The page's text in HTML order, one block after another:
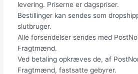
levering. Priserne er dagspriser.
Bestillinger kan sendes som
slutbruger.
Alle forsendelser sendes med
Fragtmænd.
Ved betaling opkræves de, af
Fragtmænd, fastsatte gebyrer.